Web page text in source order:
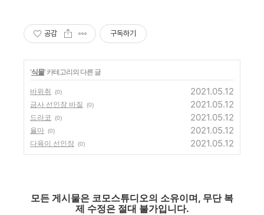
공감 구독하기
'식물' 카테고리의 다른 글
바위취 (0) 2021.05.12
금사 선인장 바질 (0) 2021.05.12
드라코 (0) 2021.05.12
율마 (0) 2021.05.12
다육이 선인장 (0) 2021.05.12
모든 게시물은 코모스튜디오의 소유이며, 무단 복
제 수정은 절대 불가입니다.